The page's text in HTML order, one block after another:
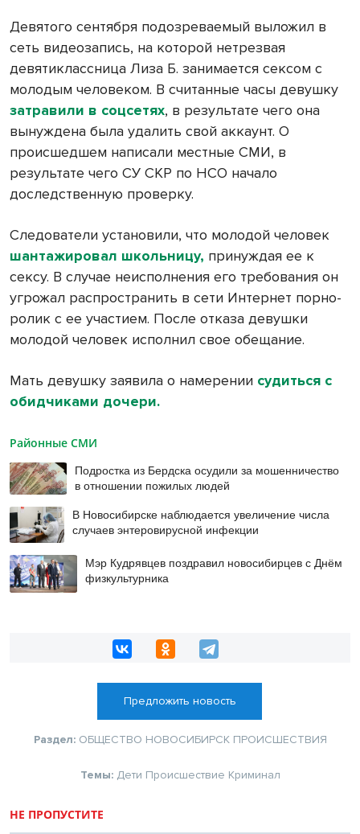
Девятого сентября подозреваемый выложил в
сеть видеозапись, на которой нетрезвая
девятиклассница Лиза Б. занимается сексом с
молодым человеком. В считанные часы девушку
затравили в соцсетях, в результате чего она
вынуждена была удалить свой аккаунт. О
происшедшем написали местные СМИ, в
результате чего СУ СКР по НСО начало
доследственную проверку.
Следователи установили, что молодой человек
шантажировал школьницу, принуждая ее к
сексу. В случае неисполнения его требования он
угрожал распространить в сети Интернет порно-
ролик с ее участием. После отказа девушки
молодой человек исполнил свое обещание.
Мать девушку заявила о намерении судиться с
обидчиками дочери.
Районные СМИ
Подростка из Бердска осудили за мошенничество
в отношении пожилых людей
В Новосибирске наблюдается увеличение числа
случаев энтеровирусной инфекции
Мэр Кудрявцев поздравил новосибирцев с Днём
физкультурника
Предложить новость
Раздел: ОБЩЕСТВО НОВОСИБИРСК ПРОИСШЕСТВИЯ
Темы: Дети Происшествие Криминал
НЕ ПРОПУСТИТЕ